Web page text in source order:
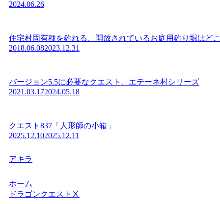
2024.06.26
住宅村固有種を釣れる、開放されているお庭用釣り堀はど
2018.06.082023.12.31
バージョン5.5に必要なクエスト、エテーネ村シリーズ
2021.03.172024.05.18
クエスト837「人形師の小箱」
2025.12.102025.12.11
アキラ
ホーム
ドラゴンクエストⅩ